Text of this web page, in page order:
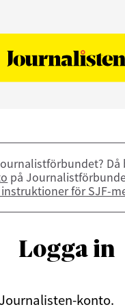
Då
på
instruktioner för SJF-
Logga in
konto.